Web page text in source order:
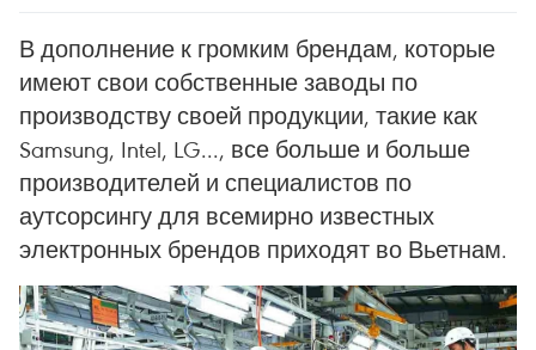
В дополнение к громким брендам, которые
имеют свои собственные заводы по
производству своей продукции, такие как
Samsung, Intel, LG..., все больше и больше
производителей и специалистов по
аутсорсингу для всемирно известных
электронных брендов приходят во Вьетнам.